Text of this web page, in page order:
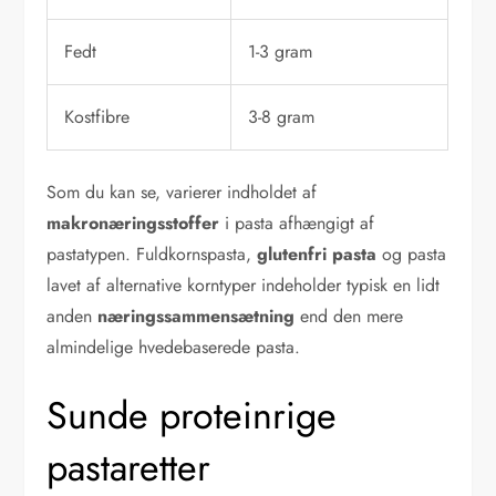
Fedt 1-3 gram
Kostfibre 3-8 gram
Som du kan se, varierer indholdet af
makronæringsstoffer i pasta afhængigt af
pastatypen. Fuldkornspasta,glutenfri pasta og pasta
lavet af alternative korntyper indeholder typisk en lidt
anden næringssammensætning end den mere
almindelige hvedebaserede pasta.
Sunde proteinrige
pastaretter